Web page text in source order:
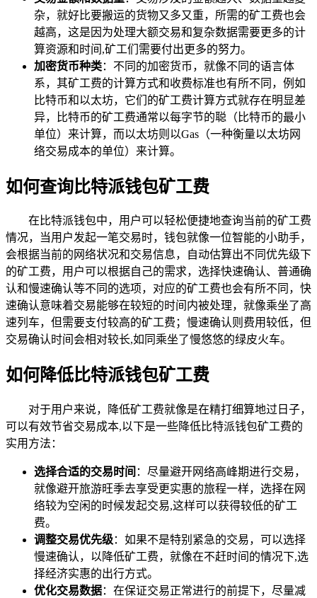
杂，就好比要搬运的货物又多又重，所需的矿工费也会
越高，这是因为处理大额交易和复杂数据需要更多的计
算资源和时间,矿工们需要付出更多的努力。
加密货币种类：不同的加密货币，就像不同的语言体
系，其矿工费的计算方式和收费标准也有所不同，例如
比特币和以太坊，它们的矿工费计算方式就存在明显差
异，比特币的矿工费通常以每字节的聪（比特币的最小
单位）来计算，而以太坊则以Gas（一种衡量以太坊网
络交易成本的单位）来计算。
如何查询比特派钱包矿工费
在比特派钱包中，用户可以轻松便捷地查询当前的矿工费
情况，当用户发起一笔交易时，钱包就像一位智能的小助手，
会根据当前的网络状况和交易信息，自动估算出不同优先级下
的矿工费，用户可以根据自己的需求，选择快速确认、普通确
认和慢速确认等不同的选项，对应的矿工费也会有所不同，快
速确认意味着交易能够在较短的时间内被处理，就像乘坐了高
速列车，但需要支付较高的矿工费；慢速确认则费用较低，但
交易确认时间会相对较长,如同乘坐了慢悠悠的绿皮火车。
如何降低比特派钱包矿工费
对于用户来说，降低矿工费就像是在精打细算地过日子，
可以有效节省交易成本,以下是一些降低比特派钱包矿工费的
实用方法：
选择合适的交易时间 ：尽量避开网络高峰期进行交易，
就像避开旅游旺季去享受更实惠的旅程一样，选择在网
络较为空闲的时候发起交易,这样可以获得较低的矿工
费。
调整交易优先级：如果不是特别紧急的交易，可以选择
慢速确认，以降低矿工费，就像在不赶时间的情况下,选
择经济实惠的出行方式。
优化交易数据：在保证交易正常进行的前提下，尽量减